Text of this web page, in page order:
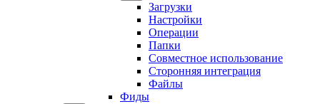
Загрузки
Настройки
Операции
Папки
Совместное использование
Сторонняя интеграция
Файлы
Фиды